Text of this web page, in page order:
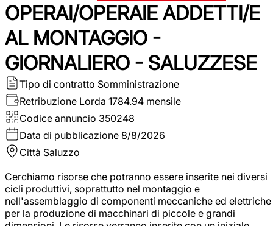
OPERAI/OPERAIE ADDETTI/E
AL MONTAGGIO -
GIORNALIERO - SALUZZESE
Tipo di contratto Somministrazione
Retribuzione Lorda 1784.94 mensile
Codice annuncio 350248
Data di pubblicazione 8/8/2026
Città Saluzzo
Cerchiamo risorse che potranno essere inserite nei diversi
cicli produttivi, soprattutto nel montaggio e
nell'assemblaggio di componenti meccaniche ed elettriche
per la produzione di macchinari di piccole e grandi